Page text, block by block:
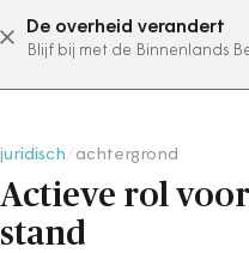
De overheid verandert
Blijf bij met de Binnenlands
juridisch achtergrond
Actieve rol
stand